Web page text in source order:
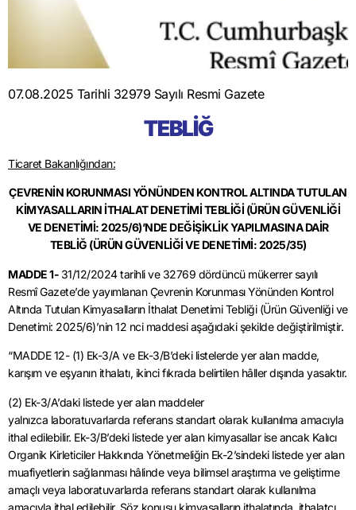
07.08.2025 Tarihli 32979 Sayılı Resmi Gazete
TEBLİĞ
Ticaret Bakanlığından:
ÇEVRENİN KORUNMASI YÖNÜNDEN KONTROL ALTINDA TUTULAN
KİMYASALLARIN İTHALAT DENETİMİ TEBLİĞİ (ÜRÜN GÜVENLİĞİ
VE DENETİMİ: 2025/6)’NDE DEĞİŞİKLİK YAPILMASINA DAİR
TEBLİĞ (ÜRÜN GÜVENLİĞİ VE DENETİMİ: 2025/35)
MADDE 1- 31/12/2024 tarihli ve 32769 dördüncü mükerrer sayılı
Resmî Gazete’de yayımlanan Çevrenin Korunması Yönünden Kontrol
Altında Tutulan Kimyasalların İthalat Denetimi Tebliği (Ürün Güvenliği ve
Denetimi: 2025/6)’nin 12 nci maddesi aşağıdaki şekilde değiştirilmiştir.
“MADDE 12- (1) Ek-3/A ve Ek-3/B’deki listelerde yer alan madde,
karışım ve eşyanın ithalatı, ikinci fıkrada belirtilen hâller dışında yasaktır.
(2) Ek-3/A’daki listede yer alan maddeler
yalnızca laboratuvarlarda referans standart olarak kullanılma amacıyla
ithal edilebilir. Ek-3/B’deki listede yer alan kimyasallar ise ancak Kalıcı
Organik Kirleticiler Hakkında Yönetmeliğin Ek-2’sindeki listede yer alan
muafiyetlerin sağlanması hâlinde veya bilimsel araştırma ve geliştirme
amaçlı veya laboratuvarlarda referans standart olarak kullanılma
amacıyla ithal edilebilir. Söz konusu kimyasalların ithalatında, ithalatçı